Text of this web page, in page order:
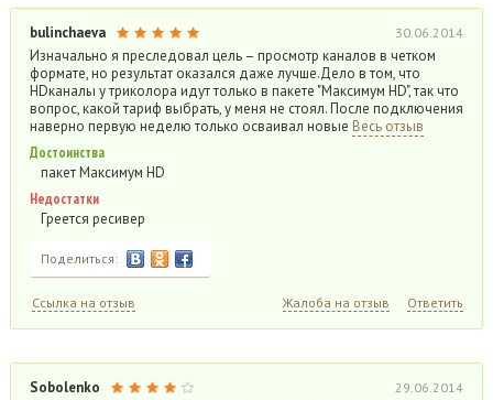
bulinchaeva 30.06.2014
Изначально я преследовал цель – просмотр каналов в четком
формате, но результат оказался даже лучше.Дело в том, что
HDканалы у триколора идут только в пакете "Максимум HD", так что
вопрос, какой тариф выбрать, у меня не стоял. После подключения
наверно первую неделю только осваивал новые Весь отзыв
Достоинства
пакет Максимум HD
Недостатки
Греется ресивер
Поделиться:
Ссылка на отзыв Жалоба на отзыв Ответить
Sobolenko 29.06.2014